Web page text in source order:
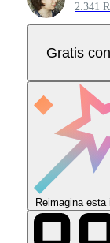
2.341
Gratis
Reimagina esta